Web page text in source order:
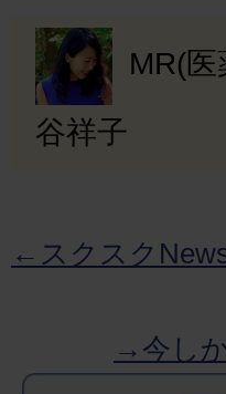
MR(
谷祥子
←スクスク
→今し